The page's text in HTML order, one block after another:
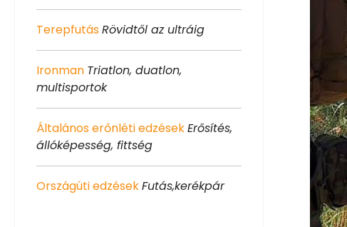
TerepfutásRövidtől az ultráig
Ironman Triatlon, duatlon,
multisportok
Általános erőnléti edzésekErősítés,
állóképesség, fittség
Országúti edzésekFutás,kerékpár